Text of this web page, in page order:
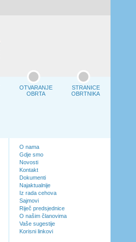
OTVARANJE
OBRTA
STRANICE
OBRTNIKA
O nama
Gdje smo
Novosti
Kontakt
Dokumenti
Najaktualnije
Iz rada cehova
Sajmovi
Riječ predsjednice
O našim članovima
Vaše sugestije
Korisni linkovi